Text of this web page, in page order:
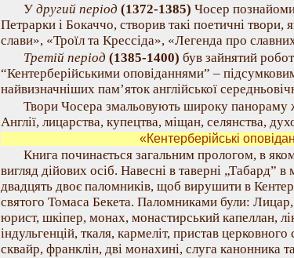
У другий період (1372-1385) Чосер
Петрарки і Бокаччо, створив такі поетичні
слави», «Троїл та Крессіда», «Легенда про
Третій період (1385-1400) був зайнятий
“Кентерберійськими оповіданнями” –
найвизначніших пам’яток англійської
Твори Чосера змальовують широку панораму
Англії, лицарства, купецтва, міщан, селянства,
«Кентерберійські
Книга починається загальним прологом, в
вигляд дійових осіб. Навесні в таверні „Табард” в
двадцять двоє паломників, щоб вирушити в
святого Томаса Бекета. Паломниками були:
юрист, шкіпер, монах, монастирський капеллан,
індульгенцій, ткаля, кармеліт, пристав церковного
сквайр, франклін, дві монахині, слуга канонника